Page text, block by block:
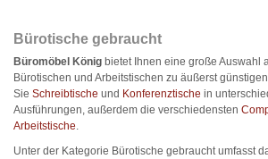
Bürotische gebraucht
Büromöbel König bietet Ihnen eine große Auswahl
Bürotischen und Arbeitstischen zu äußerst
Sie Schreibtische und Konferenztische in
Ausführungen, außerdem die verschiedensten
Arbeitstische.
Unter der Kategorie Bürotische gebraucht umfasst